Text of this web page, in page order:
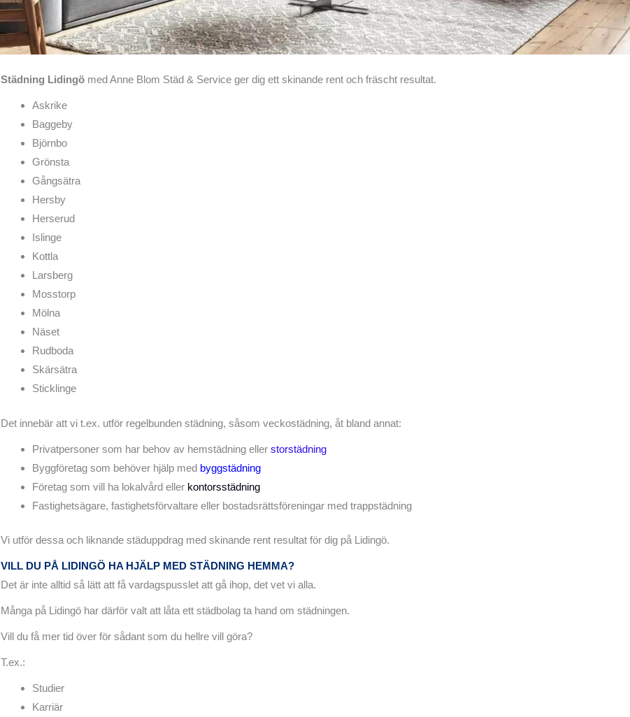
Städning Lidingö med Anne Blom Städ & Service ger dig ett skinande rent och fräscht resultat.
Askrike
Baggeby
Björnbo
Grönsta
Gångsätra
Hersby
Herserud
Islinge
Kottla
Larsberg
Mosstorp
Mölna
Näset
Rudboda
Skärsätra
Sticklinge
Det innebär att vi t.ex. utför regelbunden städning, såsom veckostädning, åt bland annat:
Privatpersoner som har behov av hemstädning eller storstädning
Byggföretag som behöver hjälp med byggstädning
Företag som vill ha lokalvård eller kontorsstädning
Fastighetsägare, fastighetsförvaltare eller bostadsrättsföreningar med trappstädning
Vi utför dessa och liknande städuppdrag med skinande rent resultat för dig på Lidingö.
VILL DU PÅ LIDINGÖ HA HJÄLP MED STÄDNING HEMMA?
Det är inte alltid så lätt att få vardagspusslet att gå ihop, det vet vi alla.
Många på Lidingö har därför valt att låta ett städbolag ta hand om städningen.
Vill du få mer tid över för sådant som du hellre vill göra?
T.ex.:
Studier
Karriär